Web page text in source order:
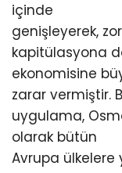
içinde
genişleyerek,
kapitülasyona
ekonomisine
zarar vermiştir.
uygulama,
olarak bütün
Avrupa ülkelere